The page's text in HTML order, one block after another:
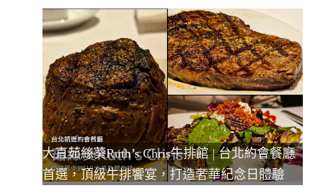
大直茹絲葵Ruth’s Chris牛排館 | 台北約會餐廳
首選，頂級牛排饗宴，打造奢華紀念日體驗